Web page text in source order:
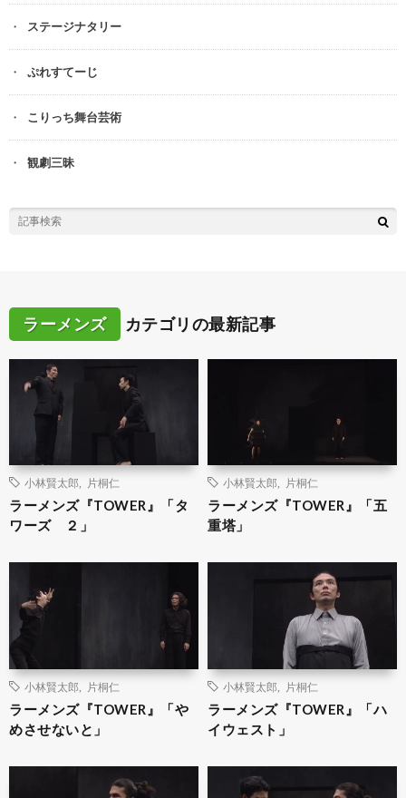
ステージナタリー
ぷれすてーじ
こりっち舞台芸術
観劇三昧
ラーメンズ カテゴリの最新記事
小林賢太郎 片桐仁
ラーメンズ『TOWER』「タ
ワーズ ２」
小林賢太郎 片桐仁
ラーメンズ『TOWER』「五
重塔」
小林賢太郎 片桐仁
ラーメンズ『TOWER』「や
めさせないと」
小林賢太郎 片桐仁
ラーメンズ『TOWER』「ハ
イウェスト」